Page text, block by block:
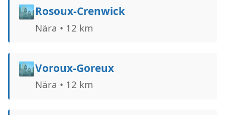
🏙️Rosoux-Crenwick
Nära • 12 km
🏙️Voroux-Goreux
Nära • 12 km